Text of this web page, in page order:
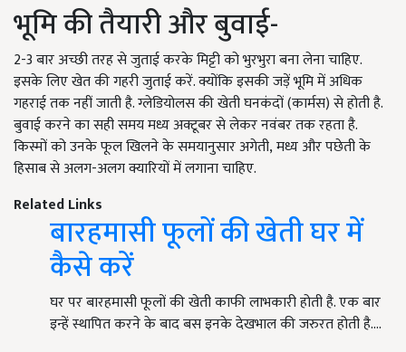
भूमि की तैयारी और बुवाई-
2-3 बार अच्छी तरह से जुताई करके मिट्टी को भुरभुरा बना लेना चाहिए.
इसके लिए खेत की गहरी जुताई करें. क्योंकि इसकी जड़ें भूमि में अधिक
गहराई तक नहीं जाती है. ग्लेडियोलस की खेती घनकंदों (कार्मस) से होती है.
बुवाई करने का सही समय मध्य अक्टूबर से लेकर नवंबर तक रहता है.
किस्मों को उनके फूल खिलने के समयानुसार अगेती, मध्य और पछेती के
हिसाब से अलग-अलग क्यारियों में लगाना चाहिए.
Related Links
बारहमासी फूलों की खेती घर में
कैसे करें
घर पर बारहमासी फूलों की खेती काफी लाभकारी होती है. एक बार
इन्हें स्थापित करने के बाद बस इनके देखभाल की जरुरत होती है.…